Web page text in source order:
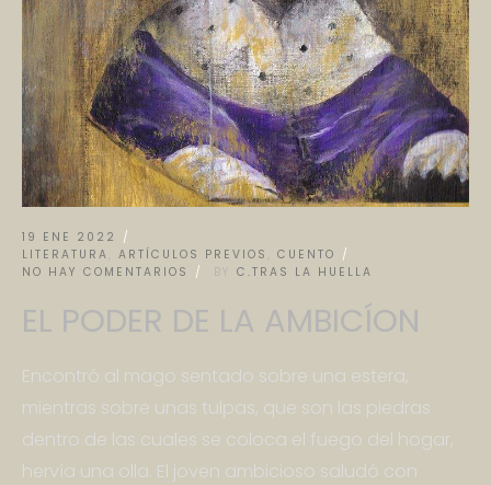
19 ENE 2022
LITERATURA
ARTÍCULOS PREVIOS
CUENTO
NO HAY COMENTARIOS
BY C.TRAS LA HUELLA
EL PODER DE LA AMBICÍON
Encontró al mago sentado sobre una estera,
mientras sobre unas tulpas, que son las piedras
dentro de las cuales se coloca el fuego del hogar,
hervía una olla. El joven ambicioso saludó con